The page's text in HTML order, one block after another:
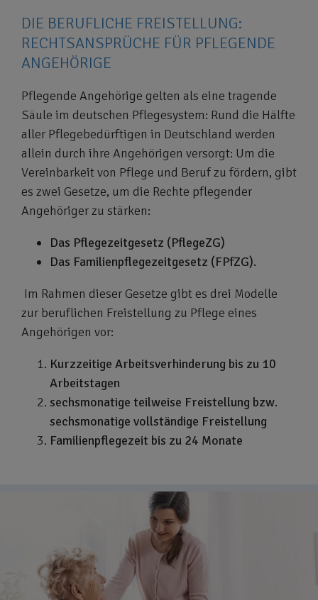
DIE BERUFLICHE FREISTELLUNG:
RECHTSANSPRÜCHE FÜR PFLEGENDE
ANGEHÖRIGE
Pflegende Angehörige gelten als eine tragende
Säule im deutschen Pflegesystem: Rund die Hälfte
aller Pflegebedürftigen in Deutschland werden
allein durch ihre Angehörigen versorgt: Um die
Vereinbarkeit von Pflege und Beruf zu fördern, gibt
es zwei Gesetze, um die Rechte pflegender
Angehöriger zu stärken:
Das Pflegezeitgesetz (PflegeZG)
Das Familienpflegezeitgesetz (FPfZG).
Im Rahmen dieser Gesetze gibt es drei Modelle
zur beruflichen Freistellung zu Pflege eines
Angehörigen vor:
Kurzzeitige Arbeitsverhinderung bis zu 10
Arbeitstagen
sechsmonatige teilweise Freistellung bzw.
sechsmonatige vollständige Freistellung
Familienpflegezeit bis zu 24 Monate